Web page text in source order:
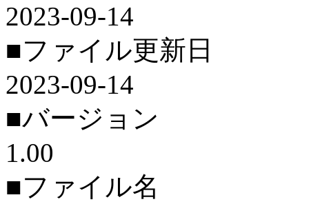
2023-09-14
■ファイル更新日
2023-09-14
■バージョン
1.00
■ファイル名